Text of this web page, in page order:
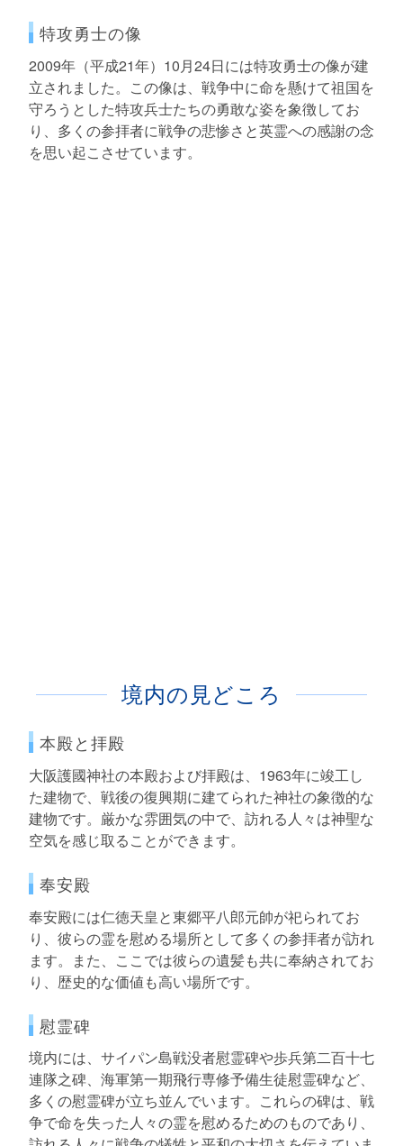
特攻勇士の像
2009年（平成21年）10月24日には特攻勇士の像が建
立されました。この像は、戦争中に命を懸けて祖国を
守ろうとした特攻兵士たちの勇敢な姿を象徴してお
り、多くの参拝者に戦争の悲惨さと英霊への感謝の念
を思い起こさせています。
境内の見どころ
本殿と拝殿
大阪護國神社の本殿および拝殿は、1963年に竣工し
た建物で、戦後の復興期に建てられた神社の象徴的な
建物です。厳かな雰囲気の中で、訪れる人々は神聖な
空気を感じ取ることができます。
奉安殿
奉安殿には仁徳天皇と東郷平八郎元帥が祀られてお
り、彼らの霊を慰める場所として多くの参拝者が訪れ
ます。また、ここでは彼らの遺髪も共に奉納されてお
り、歴史的な価値も高い場所です。
慰霊碑
境内には、サイパン島戦没者慰霊碑や歩兵第二百十七
連隊之碑、海軍第一期飛行専修予備生徒慰霊碑など、
多くの慰霊碑が立ち並んでいます。これらの碑は、戦
争で命を失った人々の霊を慰めるためのものであり、